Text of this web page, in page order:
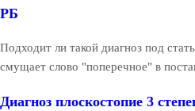
РБ
Подходит ли такой диагноз под
смущает слово "поперечное" в
Диагноз плоскостопие 3